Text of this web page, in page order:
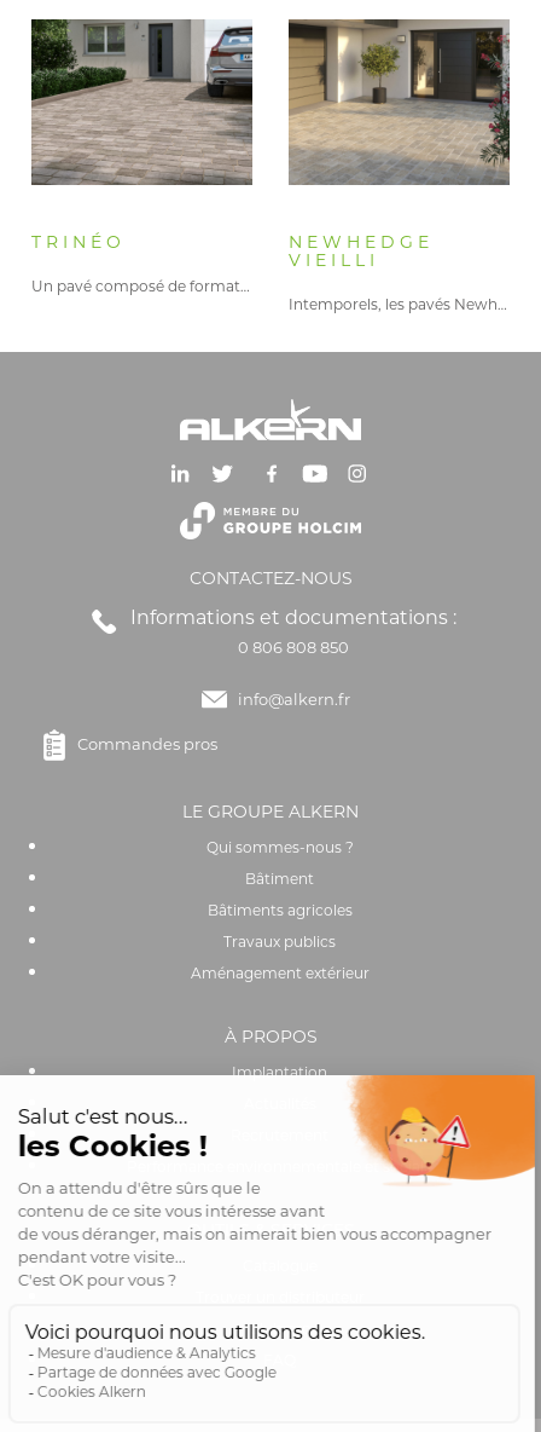
TRINÉO
Un pavé composé de formats…
NEWHEDGE
VIEILLI
Intemporels, les pavés Newhedge apprivoisent…
CONTACTEZ-NOUS
Informations et documentations :
0 806 808 850
info@alkern.fr
Commandes pros
LE GROUPE ALKERN
Qui sommes-nous ?
Bâtiment
Bâtiments agricoles
Travaux publics
Aménagement extérieur
À PROPOS
Implantation
Performance environnementale et sociale
OUTILS & SERVICES
Club pro